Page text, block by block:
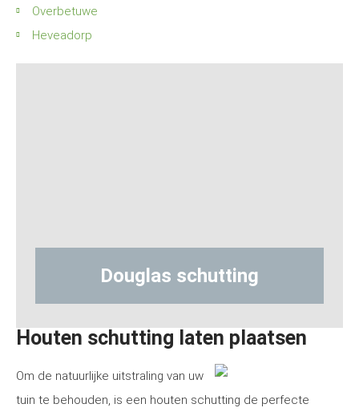
Overbetuwe
Heveadorp
Douglas schutting
Houten schutting laten plaatsen
Om de natuurlijke uitstraling van uw
tuin te behouden, is een houten schutting de perfecte